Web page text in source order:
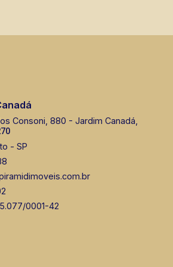
Consoni, 880 - Jardim Canadá,
- SP
0001-42